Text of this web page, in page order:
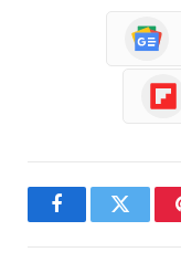
FacebookTwitter